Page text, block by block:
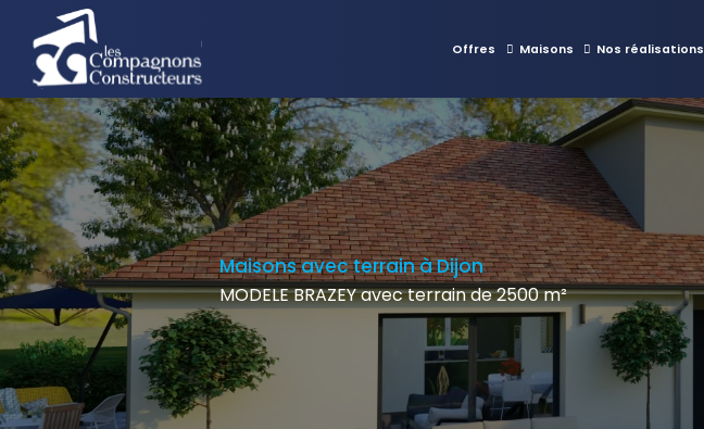
Offres Maisons Nos réalisations
Maisons avec terrain à Dijon
MODELE BRAZEY avec terrain de 2500 m²